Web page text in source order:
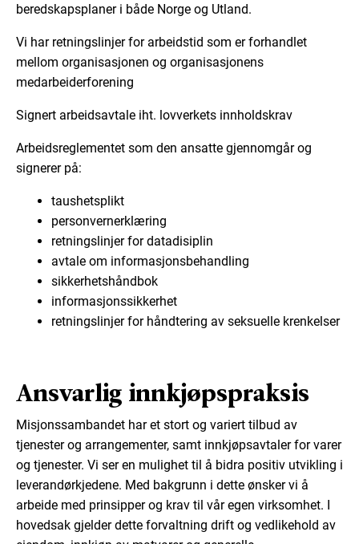
beredskapsplaner i både Norge og Utland.
Vi har retningslinjer for arbeidstid som er forhandlet
mellom organisasjonen og organisasjonens
medarbeiderforening
Signert arbeidsavtale iht. lovverkets innholdskrav
Arbeidsreglementet som den ansatte gjennomgår og
signerer på:
taushetsplikt
personvernerklæring
retningslinjer for datadisiplin
avtale om informasjonsbehandling
sikkerhetshåndbok
informasjonssikkerhet
retningslinjer for håndtering av seksuelle krenkelser
Ansvarlig innkjøpspraksis
Misjonssambandet har et stort og variert tilbud av
tjenester og arrangementer, samt innkjøpsavtaler for varer
og tjenester. Vi ser en mulighet til å bidra positiv utvikling i
leverandørkjedene. Med bakgrunn i dette ønsker vi å
arbeide med prinsipper og krav til vår egen virksomhet. I
hovedsak gjelder dette forvaltning drift og vedlikehold av